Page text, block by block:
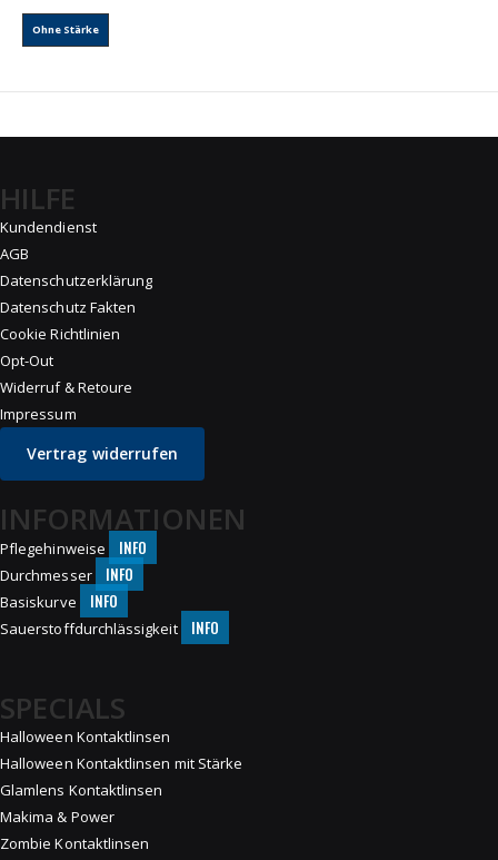
Ohne Stärke
HILFE
Kundendienst
AGB
Datenschutzerklärung
Datenschutz Fakten
Cookie Richtlinien
Opt-Out
Widerruf & Retoure
Impressum
Vertrag widerrufen
INFORMATIONEN
Pflegehinweise INFO
Durchmesser INFO
Basiskurve INFO
Sauerstoffdurchlässigkeit INFO
SPECIALS
Halloween Kontaktlinsen
Halloween Kontaktlinsen mit Stärke
Glamlens Kontaktlinsen
Makima & Power
Zombie Kontaktlinsen